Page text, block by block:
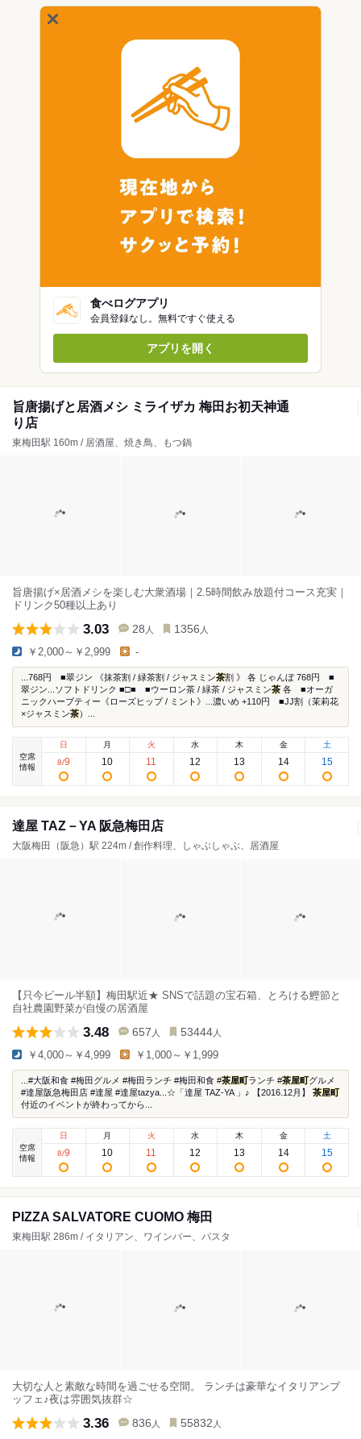
食べログアプリ
会員登録なし。無料ですぐ使える
アプリを開く
旨唐揚げと居酒メシ ミライザカ 梅田お初天神通
り店
東梅田駅 160m / 居酒屋、焼き鳥、もつ鍋
旨唐揚げ×居酒メシを楽しむ大衆酒場｜2.5時間飲み放題付コース充実｜
ドリンク50種以上あり
3.03 28 人 1356 人
￥2,000～￥2,999 -
...768円 ■翠ジン 《抹茶割 / 緑茶割 / ジャスミン茶割 》 各 じゃんぼ 768円 ■
翠ジン...ソフトドリンク ■□■ ■ウーロン茶 / 緑茶 / ジャスミン茶 各 ■オーガ
ニックハーブティー《ローズヒップ / ミント》...濃いめ +110円 ■JJ割（茉莉花
×ジャスミン茶）...
空席
情報
日
8/9
月
10
火
11
水
12
木
13
金
14
土
15
達屋 TAZ－YA 阪急梅田店
大阪梅田（阪急）駅 224m / 創作料理、しゃぶしゃぶ、居酒屋
【只今ビール半額】梅田駅近★ SNSで話題の宝石箱、とろける鰹節と
自社農園野菜が自慢の居酒屋
3.48 657 人 53444 人
￥4,000～￥4,999 ￥1,000～￥1,999
...#大阪和食 #梅田グルメ #梅田ランチ #梅田和食 #茶屋町ランチ #茶屋町グルメ
#達屋阪急梅田店 #達屋 #達屋tazya...☆「達屋 TAZ-YA 」♪ 【2016.12月】 茶屋町
付近のイベントが終わってから...
空席
情報
日
8/9
月
10
火
11
水
12
木
13
金
14
土
15
PIZZA SALVATORE CUOMO 梅田
東梅田駅 286m / イタリアン、ワインバー、パスタ
大切な人と素敵な時間を過ごせる空間。 ランチは豪華なイタリアンブ
ッフェ♪夜は雰囲気抜群☆
3.36 836 人 55832 人